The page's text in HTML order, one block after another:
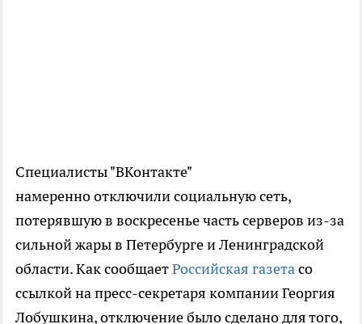
Специалисты "ВКонтакте"
намеренно отключили социальную сеть,
потерявшую в воскресенье часть серверов из-за
сильной жары в Петербурге и Ленинградской
области. Как сообщаетРоссийская газетасо
ссылкой на пресс-секретаря компании Георгия
Лобушкина, отключение было сделано для того,